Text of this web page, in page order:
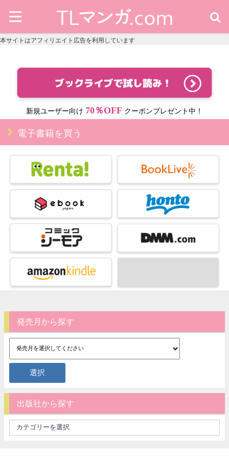
本サイトはアフィリエイト広告を利用しています
新規ユーザー向け 70％OFF クーポンプレゼント中！
電子書籍を買う
発売月から探す
出版社から探す